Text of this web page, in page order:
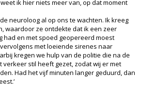
ik hier niets meer van, op dat moment
neuroloog al op ons te wachten. Ik kreeg
waardoor ze ontdekte dat ik een zeer
had en met spoed geopereerd moest
met loeiende sirenes naar
kregen we hulp van de politie die na de
stil heeft gezet, zodat wij er met
Had het vijf minuten langer geduurd, dan